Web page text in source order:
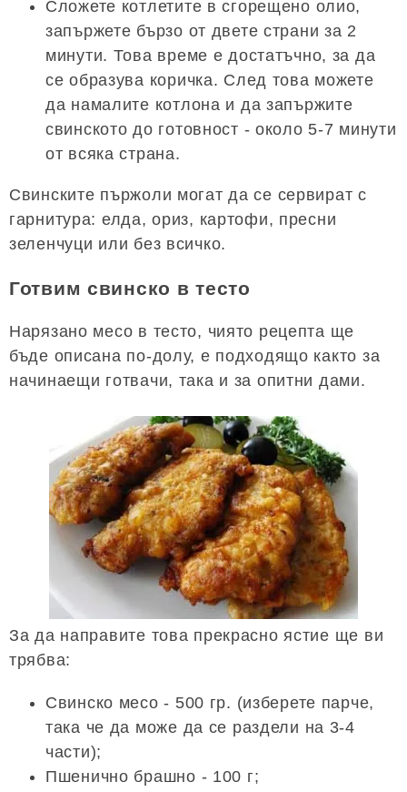
Сложете котлетите в сгорещено олио,
запържете бързо от двете страни за 2
минути. Това време е достатъчно, за да
се образува коричка. След това можете
да намалите котлона и да запържите
свинското до готовност - около 5-7 минути
от всяка страна.
Свинските пържоли могат да се сервират с
гарнитура: елда, ориз, картофи, пресни
зеленчуци или без всичко.
Готвим свинско в тесто
Нарязано месо в тесто, чиято рецепта ще
бъде описана по-долу, е подходящо както за
начинаещи готвачи, така и за опитни дами.
За да направите това прекрасно ястие ще ви
трябва:
Свинско месо - 500 гр. (изберете парче,
така че да може да се раздели на 3-4
части);
Пшенично брашно - 100 г;